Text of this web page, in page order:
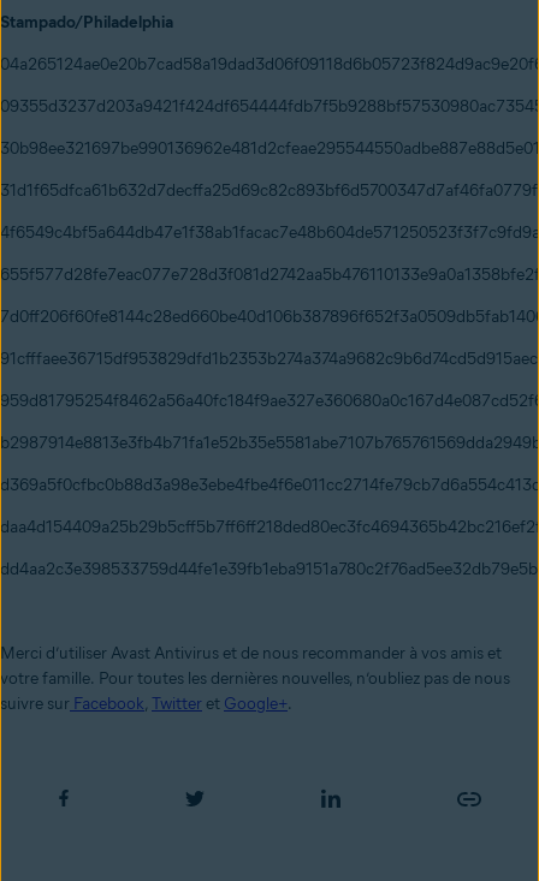
Stampado/Philadelphia
Merci d’utiliser Avast Antivirus et de nous recommander à vos amis et
votre famille. Pour toutes les dernières nouvelles, n’oubliez pas de nous
suivre sur Facebook, Twitter et Google+.